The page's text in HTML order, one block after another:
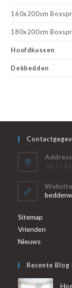
160x200cm
180x200cm
Hoofdkussen
Dekbedden
Jol 17
Sitemap
Vrienden
Nieuws
Recente Blog